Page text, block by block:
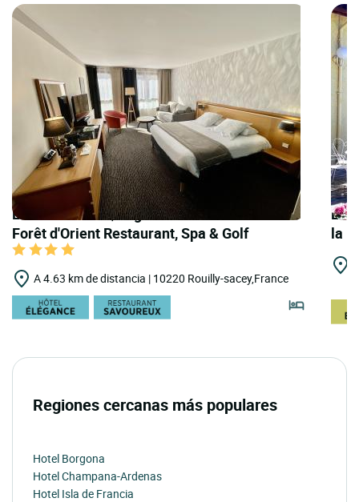
LOGIS HOTELS | Logis Hôtel Domaine de la
Forêt d'Orient Restaurant, Spa & Golf
A 4.63 km de distancia | 10220 Rouilly-sacey,France
la
Regiones cercanas más populares
Hotel Borgona
Hotel Champana-Ardenas
Hotel Isla de Francia